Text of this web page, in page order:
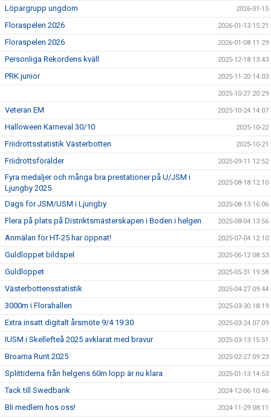
Löpargrupp ungdom 2026-01-15
Floraspelen 2026 2026-01-13 15:21
Floraspelen 2026 2026-01-08 11:29
Personliga Rekordens kväll 2025-12-18 13:43
PRK junior 2025-11-20 14:03
2025-10-27 20:29
Veteran EM 2025-10-24 14:07
Halloween Karneval 30/10 2025-10-22
Friidrottsstatistik Västerbotten 2025-10-21
Friidrottsförälder 2025-09-11 12:52
Fyra medaljer och många bra prestationer på U/JSM i
Ljungby 2025
2025-08-18 12:10
Dags för JSM/USM i Ljungby 2025-08-13 16:06
Flera på plats på Distriktsmästerskapen i Boden i helgen 2025-08-04 13:56
Anmälan för HT-25 har öppnat! 2025-07-04 12:10
Guldloppet bildspel 2025-06-12 08:53
Guldloppet 2025-05-31 19:58
Västerbottensstatistik 2025-04-27 09:44
3000m i Florahallen 2025-03-30 18:19
Extra insatt digitalt årsmöte 9/4 19:30 2025-03-24 07:09
IUSM i Skellefteå 2025 avklarat med bravur 2025-03-13 15:51
Broarna Runt 2025 2025-02-27 09:23
Splittiderna från helgens 60m lopp är nu klara 2025-01-13 14:53
Tack till Swedbank 2024-12-06 10:46
Bli medlem hos oss! 2024-11-29 08:11